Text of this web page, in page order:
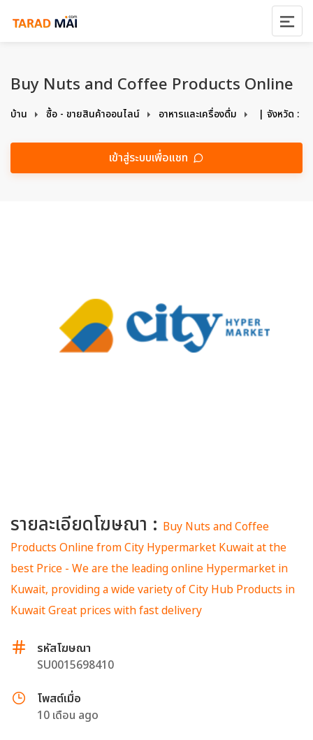
Buy Nuts and Coffee Products Online
บ้าน ซื้อ - ขายสินค้าออนไลน์ อาหารและเครื่องดื่ม | จังหวัด :
เข้าสู่ระบบเพื่อแชท
รายละเอียดโฆษณา : Buy Nuts and Coffee
Products Online from City Hypermarket Kuwait at the
best Price - We are the leading online Hypermarket in
Kuwait, providing a wide variety of City Hub Products in
Kuwait Great prices with fast delivery
รหัสโฆษณา
SU0015698410
โพสต์เมื่อ
10 เดือน ago